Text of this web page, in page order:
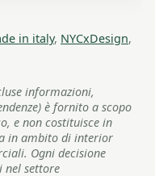
in italy, NYCxDesign,
informazioni,
è fornito a scopo
e non costituisce in
in ambito di interior
Ogni decisione
nel settore